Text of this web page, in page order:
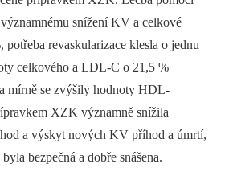
snížení KV a celkové
revaskularizace klesla o jednu
celkového a LDL-C o 21,5 %
mírně se zvýšily hodnoty HDL-
XZK významně snížila
a výskyt nových KV příhod a úmrtí,
bezpečná a dobře snášena.